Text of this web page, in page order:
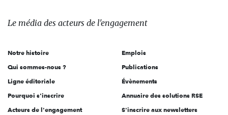
des
l'engagement
Le média des acteurs de l'engagement
Notre histoire
Qui sommes-nous ?
Ligne éditoriale
Pourquoi s'inscrire
Acteurs de l'engagement
Emplois
Publications
Évènements
Annuaire des solutions RSE
S'inscrire aux newsletters